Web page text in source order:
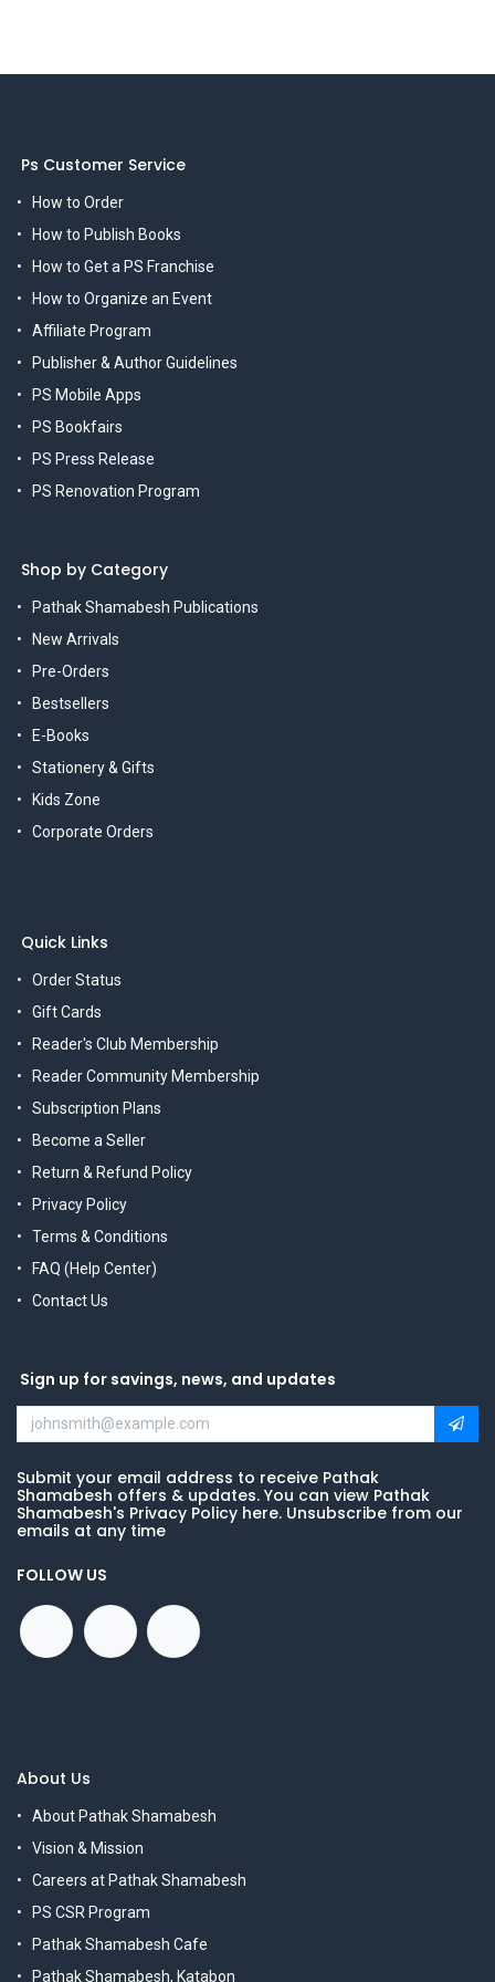
Ps Customer Service
How to Order
How to Publish Books
How to Get a PS Franchise
How to Organize an Event
Affiliate Program
Publisher & Author Guidelines
PS Mobile Apps
PS Bookfairs
PS Press Release
PS Renovation Program
Shop by Category
Pathak Shamabesh Publications
New Arrivals
Pre-Orders
Bestsellers
E-Books
Stationery & Gifts
Kids Zone
Corporate Orders
Quick Links
Order Status
Gift Cards
Reader's Club Membership
Reader Community Membership
Subscription Plans
Become a Seller
Return & Refund Policy
Privacy Policy
Terms & Conditions
FAQ (Help Center)
Contact Us
Sign up for savings, news, and updates
Submit your email address to receive Pathak
Shamabesh offers & updates. You can view Pathak
Shamabesh's Privacy Policy here. Unsubscribe from our
emails at any time
FOLLOW US
About Us
About Pathak Shamabesh
Vision & Mission
Careers at Pathak Shamabesh
PS CSR Program
Pathak Shamabesh Cafe
Pathak Shamabesh, Katabon